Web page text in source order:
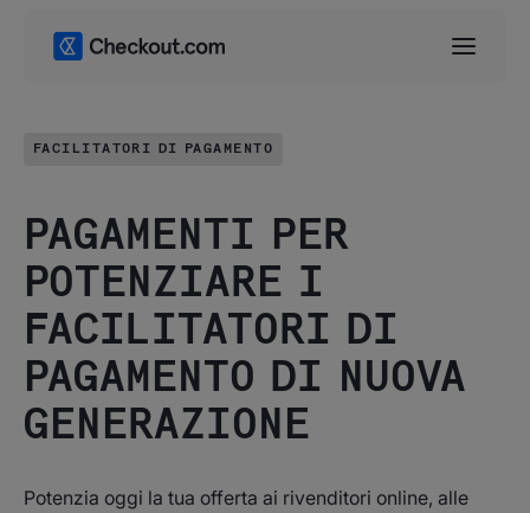
FACILITATORI DI PAGAMENTO
PAGAMENTI PER
POTENZIARE I
FACILITATORI DI
PAGAMENTO DI NUOVA
GENERAZIONE
Potenzia oggi la tua offerta ai rivenditori online, alle